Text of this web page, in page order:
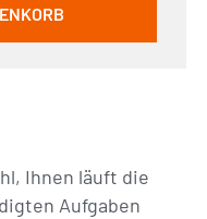
Ihnen läuft die
Aufgaben